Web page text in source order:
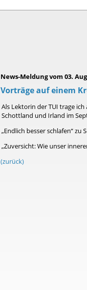
News-Meldung vom 03.
Vorträge auf einem
Als Lektorin der TUI trage
Schottland und Irland im
„Endlich besser schlafen“ zu
„Zuversicht: Wie unser
(zurück)